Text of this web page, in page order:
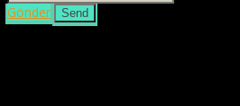
Gönder